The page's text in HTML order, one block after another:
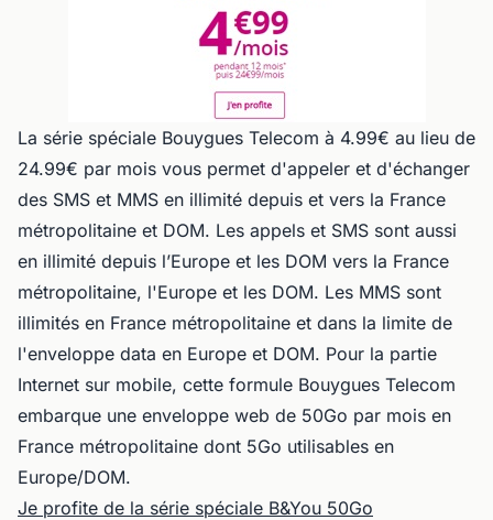
La série spéciale Bouygues Telecom à 4.99€ au lieu de
24.99€ par mois vous permet d'appeler et d'échanger
des SMS et MMS en illimité depuis et vers la France
métropolitaine et DOM. Les appels et SMS sont aussi
en illimité depuis l’Europe et les DOM vers la France
métropolitaine, l'Europe et les DOM. Les MMS sont
illimités en France métropolitaine et dans la limite de
l'enveloppe data en Europe et DOM. Pour la partie
Internet sur mobile, cette formule Bouygues Telecom
embarque une enveloppe web de 50Go par mois en
France métropolitaine dont 5Go utilisables en
Europe/DOM.
Je profite de la série spéciale B&You 50Go